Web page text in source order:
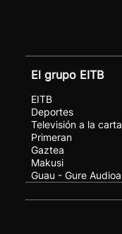
El grupo EITB
EITB
Deportes
Televisión a la carta
Primeran
Gaztea
Makusi
Guau - Gure Audioa